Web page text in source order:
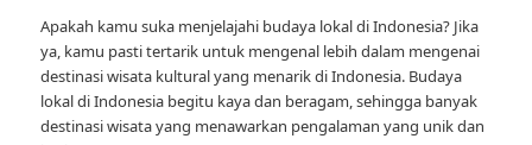
Apakah kamu suka menjelajahi budaya lokal di Indonesia? Jika
ya, kamu pasti tertarik untuk mengenal lebih dalam mengenai
destinasi wisata kultural yang menarik di Indonesia. Budaya
lokal di Indonesia begitu kaya dan beragam, sehingga banyak
destinasi wisata yang menawarkan pengalaman yang unik dan